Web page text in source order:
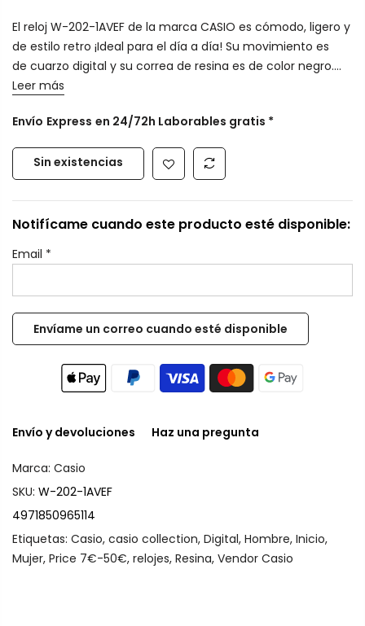
El reloj W-202-1AVEF de la marca CASIO es cómodo, ligero y
de estilo retro ¡Ideal para el día a día! Su movimiento es
de cuarzo digital y su correa de resina es de color negro....
Leer más
Envío Express en 24/72h Laborables gratis *
Sin existencias
Notifícame cuando este producto esté disponible:
Email *
Envío y devoluciones Haz una pregunta
Marca: Casio
SKU: W-202-1AVEF
4971850965114
Etiquetas: Casio, casio collection, Digital, Hombre, Inicio,
Mujer, Price 7€-50€, relojes, Resina, Vendor Casio